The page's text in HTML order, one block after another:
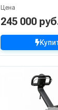
Цена
245 000